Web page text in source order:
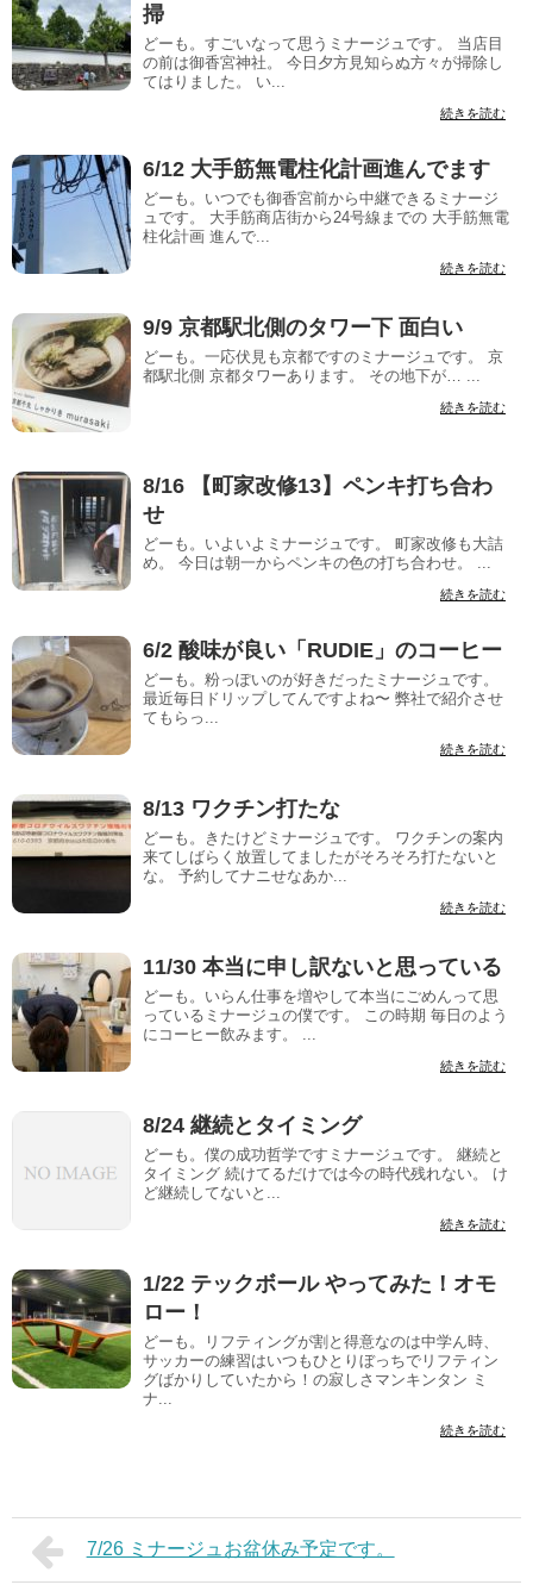
掃
どーも。すごいなって思うミナージュです。 当店目
の前は御香宮神社。 今日夕方見知らぬ方々が掃除し
てはりました。 い...
続きを読む
6/12 大手筋無電柱化計画進んでます
どーも。いつでも御香宮前から中継できるミナージ
ュです。 大手筋商店街から24号線までの 大手筋無電
柱化計画 進んで...
続きを読む
9/9 京都駅北側のタワー下 面白い
どーも。一応伏見も京都ですのミナージュです。 京
都駅北側 京都タワーあります。 その地下が… ...
続きを読む
8/16 【町家改修13】ペンキ打ち合わ
せ
どーも。いよいよミナージュです。 町家改修も大詰
め。 今日は朝一からペンキの色の打ち合わせ。 ...
続きを読む
6/2 酸味が良い「RUDIE」のコーヒー
どーも。粉っぽいのが好きだったミナージュです。
最近毎日ドリップしてんですよね〜 弊社で紹介させ
てもらっ...
続きを読む
8/13 ワクチン打たな
どーも。きたけどミナージュです。 ワクチンの案内
来てしばらく放置してましたがそろそろ打たないと
な。 予約してナニせなあか...
続きを読む
11/30 本当に申し訳ないと思っている
どーも。いらん仕事を増やして本当にごめんって思
っているミナージュの僕です。 この時期 毎日のよう
にコーヒー飲みます。 ...
続きを読む
8/24 継続とタイミング
どーも。僕の成功哲学ですミナージュです。 継続と
タイミング 続けてるだけでは今の時代残れない。 け
ど継続してないと...
続きを読む
1/22 テックボール やってみた！オモ
ロー！
どーも。リフティングが割と得意なのは中学ん時、
サッカーの練習はいつもひとりぼっちでリフティン
グばかりしていたから！の寂しさマンキンタン ミ
ナ...
続きを読む
7/26 ミナージュお盆休み予定です。